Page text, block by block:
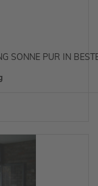
SONNE PUR IN